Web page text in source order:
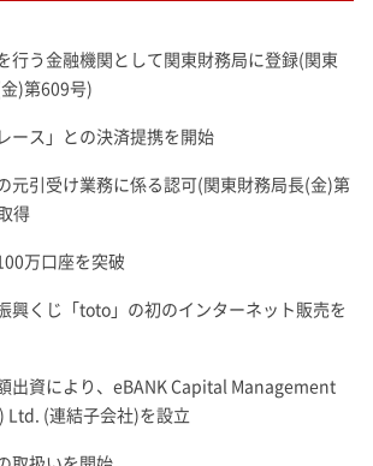
行う金融機関として関東財務局に登録(関東
)第609号)
ース」との決済提携を開始
元引受け業務に係る認可(関東財務局長(金)第
得
万口座を突破
興くじ「toto」の初のインターネット販売を
出資により、eBANK Capital Management
Ltd. (連結子会社)を設立